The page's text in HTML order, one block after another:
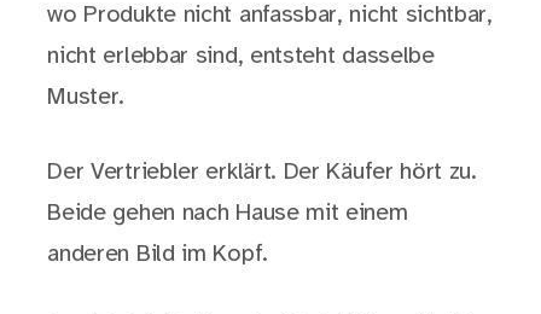
wo Produkte nicht anfassbar, nicht sichtbar,
nicht erlebbar sind, entsteht dasselbe
Muster.
Der Vertriebler erklärt. Der Käufer hört zu.
Beide gehen nach Hause mit einem
anderen Bild im Kopf.